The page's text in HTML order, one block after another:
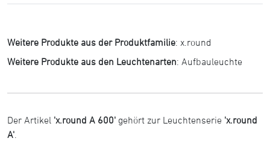
Weitere Produkte aus der Produktfamilie: x.round
Weitere Produkte aus den Leuchtenarten: Aufbauleuchte
Der Artikel 'x.round A 600' gehört zur Leuchtenserie 'x.round
A'